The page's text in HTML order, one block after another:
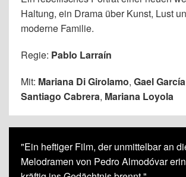
Haltung, ein Drama über Kunst, Lust
moderne Familie.
Regie: Pablo Larraín
Mit: Mariana Di Girolamo, Gael
Santiago Cabrera, Mariana Loyola
"Ein heftiger Film, der unmittelbar an
Melodramen von Pedro Almodóvar